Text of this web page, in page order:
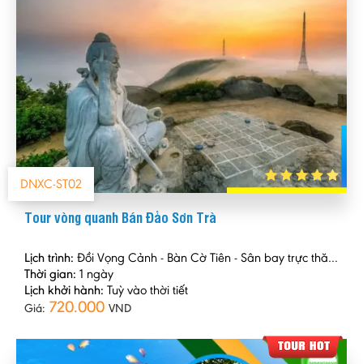
DNXC-ST02
Tour vòng quanh Bán Đảo Sơn Trà
Lịch trình: Đồi Vọng Cảnh - Bàn Cờ Tiên - Sân bay trực thăng
Thời gian: 1 ngày
Lịch khởi hành: Tuỳ vào thời tiết
Giá: 720.000 VND